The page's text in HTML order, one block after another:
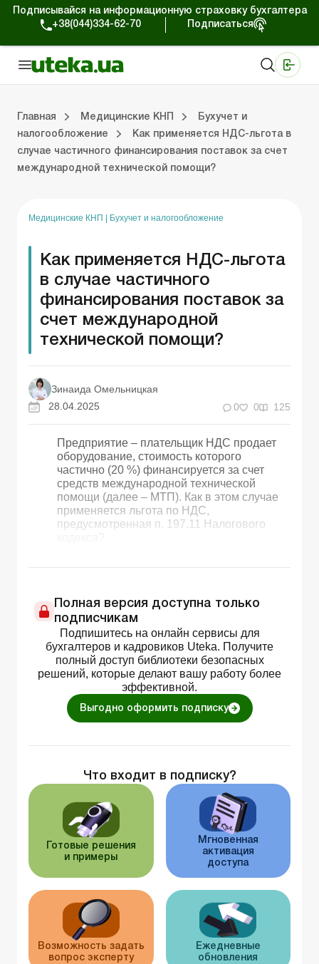
Подписывайся на информационную страховку бухгалтера
+38(044)334-62-70
Подписаться
Главная Медицинские КНП
Бухучет и
налогообложение
Как применяется НДС-льгота в
случае частичного финансирования поставок за счет
международной технической помощи?
Медицинские КНП Бухучет и налогообложение
Как применяется НДС-льгота
в случае частичного
финансирования поставок за
счет международной
технической помощи?
Зинаида Омельницкая
28.04.2025
0 0 125
Предприятие – плательщик НДС продает
оборудование, стоимость которого
частично (20 %) финансируется за счет
средств международной технической
помощи (далее – МТП). Как в этом случае
применяется льгота по НДС,
предусмотренная п. 197.11 Налогового
Полная версия доступна только
подписчикам
Подпишитесь на онлайн сервисы для
бухгалтеров и кадровиков Uteka. Получите
полный доступ библиотеки безопасных
решений, которые делают вашу работу более
эффективной.
Выгодно оформить подписку
Что входит в подписку?
Готовые решения
и примеры
Мгновенная
активация
доступа
Возможность задать
вопрос эксперту
Ежедневные
обновления